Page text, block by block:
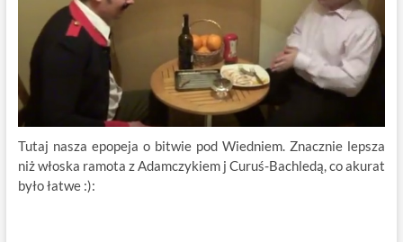
Tutaj nasza epopeja o bitwie pod Wiedniem. Znacznie lepsza
niż włoska ramota z Adamczykiem j Curuś-Bachledą, co akurat
było łatwe :):